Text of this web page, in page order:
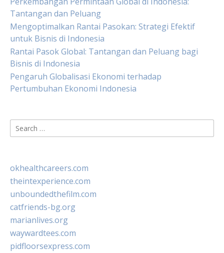
Tantangan dan Peluang
Mengoptimalkan Rantai Pasokan: Strategi Efektif
untuk Bisnis di Indonesia
Rantai Pasok Global: Tantangan dan Peluang bagi
Bisnis di Indonesia
Pengaruh Globalisasi Ekonomi terhadap
Pertumbuhan Ekonomi Indonesia
Search
for:
okhealthcareers.com
theintexperience.com
unboundedthefilm.com
catfriends-bg.org
marianlives.org
waywardtees.com
pidfloorsexpress.com